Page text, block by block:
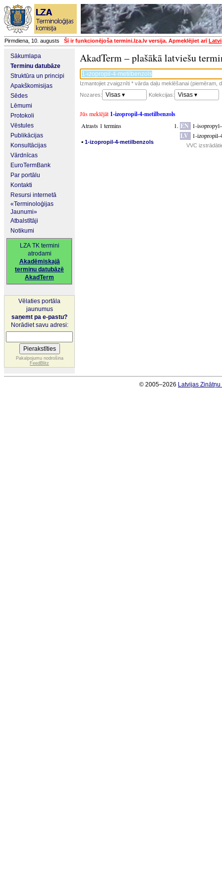
Pirmdiena, 10. augusts Šī ir funkcionējoša termini.lza.lv versija. Apmeklējiet arī
Sākumlapa
Terminu datubāze
Struktūra un principi
Apakškomisijas
Sēdes
Lēmumi
Protokoli
Vēstules
Publikācijas
Konsultācijas
Vārdnīcas
EuroTermBank
Par portālu
Kontakti
Resursi internetā
«Terminoloģijas
Jaunumi»
Atbalstītāji
Notikumi
LZA TK termini
atrodami
Akadēmiskajā
terminu datubāzē
AkadTerm
Vēlaties portāla
jaunumus
saņemt pa e-pastu?
Norādiet savu adresi:
Pakalpojumu nodrošina
FeedBlitz
AkadTerm – plašākā latviešu
Izmantojiet zvaigznīti * vārda daļu meklēšanai (piemēram,
Nozares:
Visas ▾ Kolekcijas: Visas ▾
Jūs meklējāt 1-izopropil-4-metilbenzols
Atrasts 1 termins
▪ 1-izopropil-4-metilbenzols
EN 1-
LV 1-izopropil-
VVC
© 2005–2026 Latvijas